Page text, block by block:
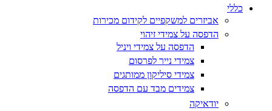
כללי
אביזרים למשקפיים לקידום מכירות
הדפסה על צמידי זיהוי
הדפסה על צמידי ויניל
צמידי נייר לפרסום
צמידי סיליקון ממותגים
צמידים מבד עם הדפסה
יודאיקה